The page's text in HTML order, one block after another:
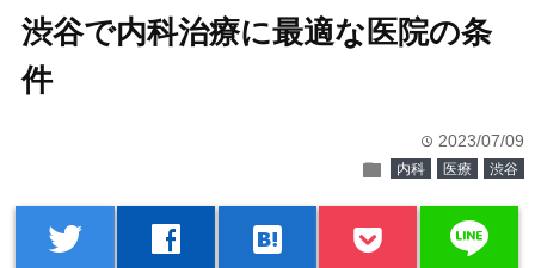
渋谷で内科治療に最適な医院の条
件
time 2023/07/09
folder 内科 医療 渋谷
twitter facebook hatenabookmark line